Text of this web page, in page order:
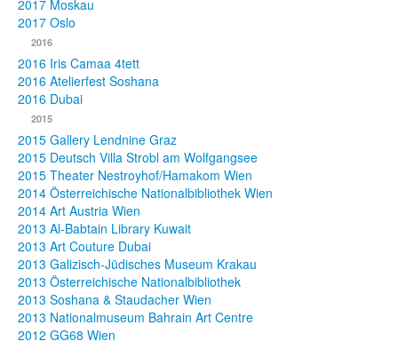
2017 Moskau
2017 Oslo
2016
2016 Iris Camaa 4tett
2016 Atelierfest Soshana
2016 Dubai
2015
2015 Gallery Lendnine Graz
2015 Deutsch Villa Strobl am Wolfgangsee
2015 Theater Nestroyhof/Hamakom Wien
2014 Österreichische Nationalbibliothek Wien
2014 Art Austria Wien
2013 Al-Babtain Library Kuwait
2013 Art Couture Dubai
2013 Galizisch-Jüdisches Museum Krakau
2013 Österreichische Nationalbibliothek
2013 Soshana & Staudacher Wien
2013 Nationalmuseum Bahrain Art Centre
2012 GG68 Wien